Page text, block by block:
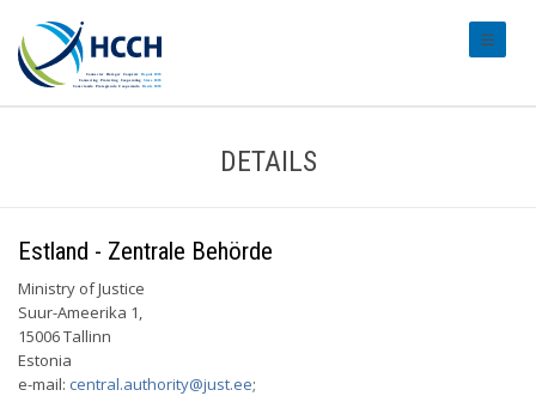
DETAILS
Estland - Zentrale Behörde
Ministry of Justice
Suur-Ameerika 1,
15006 Tallinn
Estonia
e-mail: central.authority@just.ee;